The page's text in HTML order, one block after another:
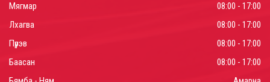
Мягмар
08:00 - 17:00
Лхагва
08:00 - 17:00
Пүрэв
08:00 - 17:00
Баасан
08:00 - 17:00